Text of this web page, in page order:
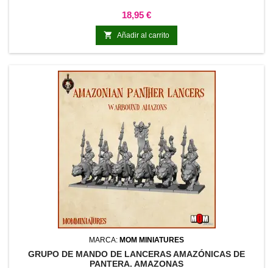
Precio
18,95 €
 Añadir al carrito
MARCA: MOM MINIATURES
GRUPO DE MANDO DE LANCERAS AMAZÓNICAS DE
PANTERA. AMAZONAS